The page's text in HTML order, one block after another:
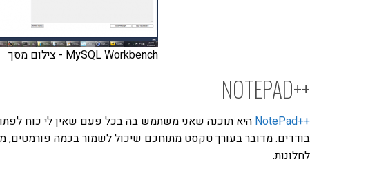
MySQL Workbench - צילום מסך
++NOTEPAD
++NotePad
לחלונות.